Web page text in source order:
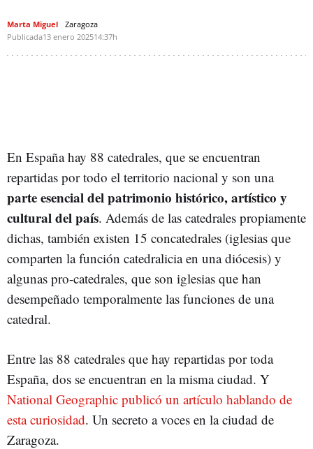
Marta Miguel
Zaragoza
Publicada13 enero 202514:37h
En España hay 88 catedrales, que se encuentran
repartidas por todo el territorio nacional y son una
parte esencial del patrimonio histórico, artístico y
cultural del país. Además de las catedrales propiamente
dichas, también existen 15 concatedrales (iglesias que
comparten la función catedralicia en una diócesis) y
algunas pro-catedrales, que son iglesias que han
desempeñado temporalmente las funciones de una
catedral.
Entre las 88 catedrales que hay repartidas por toda
España, dos se encuentran en la misma ciudad. Y
National Geographic publicó un artículo hablando de
esta curiosidad. Un secreto a voces en la ciudad de
Zaragoza.